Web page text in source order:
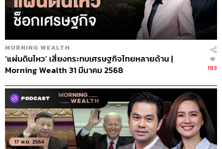
MORNING WEALTH
‘แผ่นดินไหว’ เสี่ยงกระทบเศรษฐกิจไทยหลายด้าน |
Morning Wealth 31 มีนาคม 2568
193